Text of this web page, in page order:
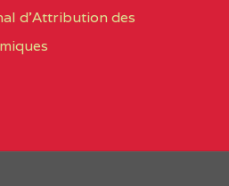
INSTITUT POLYVALENT
PINTADES BP :
avec section bilingue
privés
d'Attribution des